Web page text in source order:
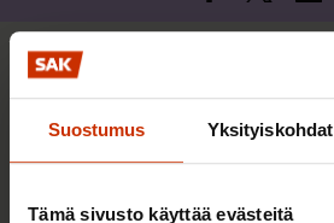
Suostumus Yksityiskohdat
Tämä sivusto käyttää evästeitä
Lisää kirjoittajalta
TASA-ARVO JA YHDENVERTAISUUS